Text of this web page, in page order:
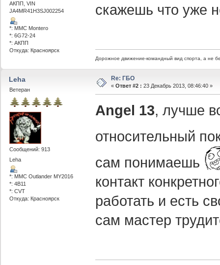
АКПП, VIN
JA4MR41H3SJ002254
*: MMC Montero
*: 6G72-24
*: АКПП
Откуда: Красноярск
скажешь что уже
Дорожное движение-командный вид спорта, а не
Leha
Ветеран
Сообщений: 913
Leha
*: MMC Outlander MY2016
*: 4B11
*: CVT
Откуда: Красноярск
Re: ГБО
« Ответ #2 : 23 Декабрь 2013, 08:46:40 »
Angel 13, лучше
относительный
сам понимаешь
контакт
работать и есть
сам мастер